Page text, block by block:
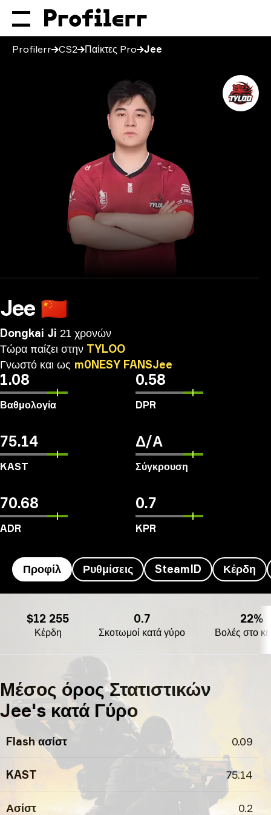
Profilerr CS2 Παίκτες Pro Jee
Jee 🇨🇳
Dongkai Ji 21 χρονών
Τώρα παίζει στην TYLOO
Γνωστό και ως m0NESY FANSJee
1.08
Βαθμολογία
0.58
DPR
75.14
KAST
Δ/Α
Σύγκρουση
70.68
ADR
0.7
KPR
Προφίλ Ρυθμίσεις SteamID Κέρδη
Κέρδη
$12 255
Σκοτωμοί κατά γύρο
0.7
Βολές στο
22%
Μέσος όρος Στατιστικών
Jee's κατά Γύρο
Flash ασίστ 0.09
KAST 75.14
Ασίστ 0.2